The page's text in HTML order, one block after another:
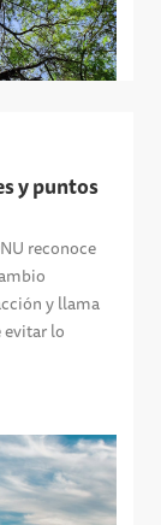
y puntos
reconoce
y llama
evitar lo